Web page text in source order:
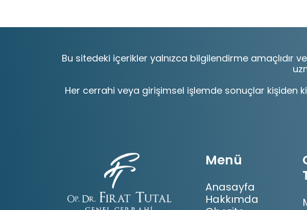
Bu sitedeki içerikler yalnızca bilgilendirme amaçlıdır
Her cerrahi veya girişimsel işlemde sonuçlar kişiden
Menü
Anasayfa
Hakkımda